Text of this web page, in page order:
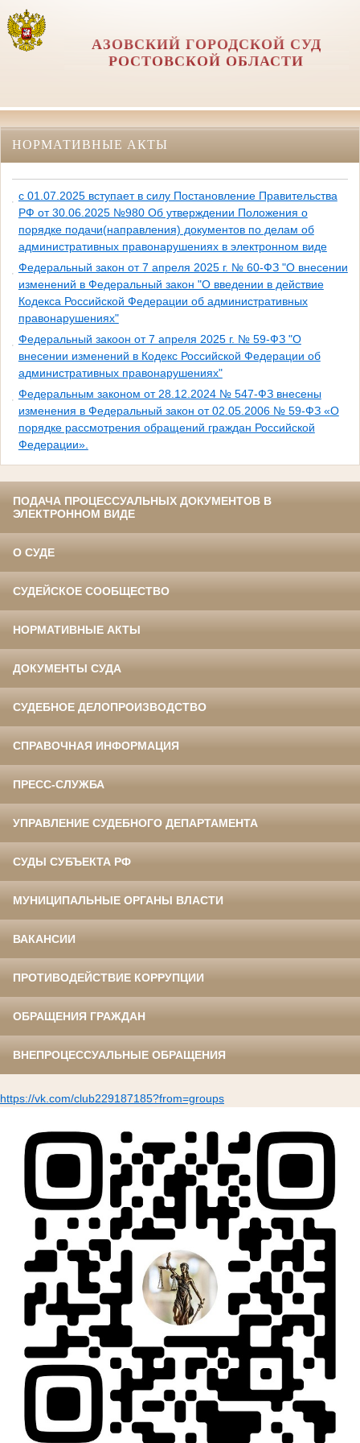
АЗОВСКИЙ ГОРОДСКОЙ СУД
РОСТОВСКОЙ ОБЛАСТИ
НОРМАТИВНЫЕ АКТЫ
с 01.07.2025 вступает в силу Постановление Правительства
РФ от 30.06.2025 №980 Об утверждении Положения о
порядке подачи(направления) документов по делам об
административных правонарушениях в электронном виде
Федеральный закон от 7 апреля 2025 г. № 60-ФЗ "О внесении
изменений в Федеральный закон "О введении в действие
Кодекса Российской Федерации об административных
правонарушениях"
Федеральный закоон от 7 апреля 2025 г. № 59-ФЗ "О
внесении изменений в Кодекс Российской Федерации об
административных правонарушениях"
Федеральным законом от 28.12.2024 № 547-ФЗ внесены
изменения в Федеральный закон от 02.05.2006 № 59-ФЗ «О
порядке рассмотрения обращений граждан Российской
Федерации».
ПОДАЧА ПРОЦЕССУАЛЬНЫХ ДОКУМЕНТОВ В
ЭЛЕКТРОННОМ ВИДЕ
О СУДЕ
СУДЕЙСКОЕ СООБЩЕСТВО
НОРМАТИВНЫЕ АКТЫ
ДОКУМЕНТЫ СУДА
СУДЕБНОЕ ДЕЛОПРОИЗВОДСТВО
СПРАВОЧНАЯ ИНФОРМАЦИЯ
ПРЕСС-СЛУЖБА
УПРАВЛЕНИЕ СУДЕБНОГО ДЕПАРТАМЕНТА
СУДЫ СУБЪЕКТА РФ
МУНИЦИПАЛЬНЫЕ ОРГАНЫ ВЛАСТИ
ВАКАНСИИ
ПРОТИВОДЕЙСТВИЕ КОРРУПЦИИ
ОБРАЩЕНИЯ ГРАЖДАН
ВНЕПРОЦЕССУАЛЬНЫЕ ОБРАЩЕНИЯ
https://vk.com/club229187185?from=groups